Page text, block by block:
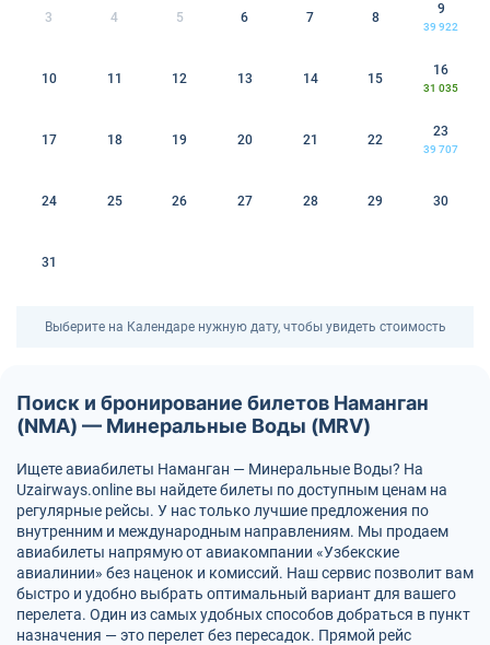
3 4 5 6 7 8
9
39 922
10 11 12 13 14 15
16
31 035
17 18 19 20 21 22
23
39 707
24 25 26 27 28 29 30
31
Выберите на Календаре нужную дату, чтобы увидеть стоимость
Поиск и бронирование билетов Наманган
(NMA) — Минеральные Воды (MRV)
Ищете авиабилеты Наманган — Минеральные Воды? На
Uzairways.online вы найдете билеты по доступным ценам на
регулярные рейсы. У нас только лучшие предложения по
внутренним и международным направлениям. Мы продаем
авиабилеты напрямую от авиакомпании «Узбекские
авиалинии» без наценок и комиссий. Наш сервис позволит вам
быстро и удобно выбрать оптимальный вариант для вашего
перелета. Один из самых удобных способов добраться в пункт
назначения — это перелет без пересадок. Прямой рейс